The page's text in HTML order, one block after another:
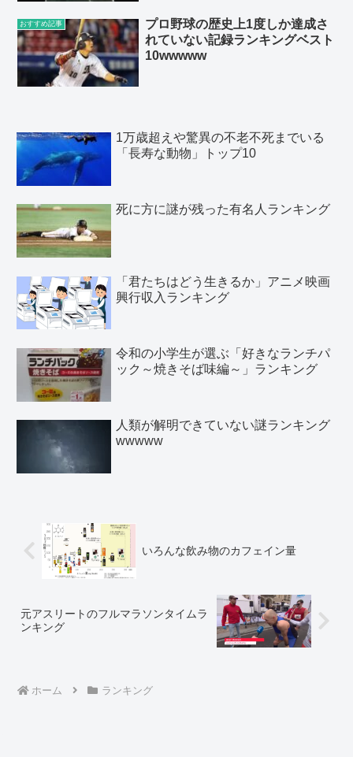
おすすめ記事
プロ野球の歴史上1度しか達成さ
れていない記録ランキングベスト
10wwwww
1万歳超えや驚異の不老不死までいる
「長寿な動物」トップ10
死に方に謎が残った有名人ランキング
「君たちはどう生きるか」アニメ映画
興行収入ランキング
令和の小学生が選ぶ「好きなランチパ
ック～焼きそば味編～」ランキング
人類が解明できていない謎ランキング
wwwww
いろんな飲み物のカフェイン量
元アスリートのフルマラソンタイムラ
ンキング
ホーム ランキング